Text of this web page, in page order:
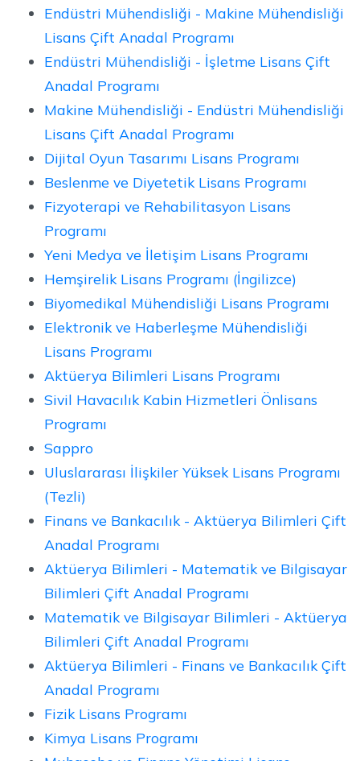
Endüstri Mühendisliği - Makine Mühendisliği
Lisans Çift Anadal Programı
Endüstri Mühendisliği - İşletme Lisans Çift
Anadal Programı
Makine Mühendisliği - Endüstri Mühendisliği
Lisans Çift Anadal Programı
Dijital Oyun Tasarımı Lisans Programı
Beslenme ve Diyetetik Lisans Programı
Fizyoterapi ve Rehabilitasyon Lisans
Programı
Yeni Medya ve İletişim Lisans Programı
Hemşirelik Lisans Programı (İngilizce)
Biyomedikal Mühendisliği Lisans Programı
Elektronik ve Haberleşme Mühendisliği
Lisans Programı
Aktüerya Bilimleri Lisans Programı
Sivil Havacılık Kabin Hizmetleri Önlisans
Programı
Sappro
Uluslararası İlişkiler Yüksek Lisans Programı
(Tezli)
Finans ve Bankacılık - Aktüerya Bilimleri Çift
Anadal Programı
Aktüerya Bilimleri - Matematik ve Bilgisayar
Bilimleri Çift Anadal Programı
Matematik ve Bilgisayar Bilimleri - Aktüerya
Bilimleri Çift Anadal Programı
Aktüerya Bilimleri - Finans ve Bankacılık Çift
Anadal Programı
Fizik Lisans Programı
Kimya Lisans Programı